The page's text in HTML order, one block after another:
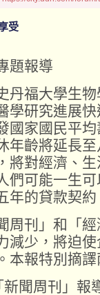
受
題報導
丹福大學生
學研究進展
國家國民平
年齡將延長
將對經濟、
們可能一生
年的貸款契約
周刊」和「
減少，將迫
本報特別摘
聞周刊」報